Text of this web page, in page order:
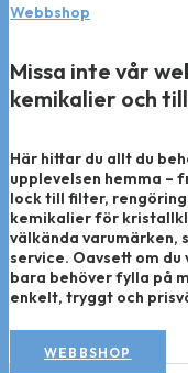
Webbshop
Missa inte vår
kemikalier och
Här hittar du allt du
upplevelsen hemma –
lock till filter,
kemikalier för
välkända varumärken,
service. Oavsett om
bara behöver fylla på
enkelt, tryggt och
WEBBSHOP